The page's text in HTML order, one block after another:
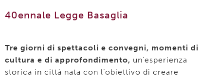
40ennale Legge Basaglia
Tre giorni di spettacoli e convegni, momenti di
cultura e di approfondimento, un'esperienza
storica in città nata con l’obiettivo di creare